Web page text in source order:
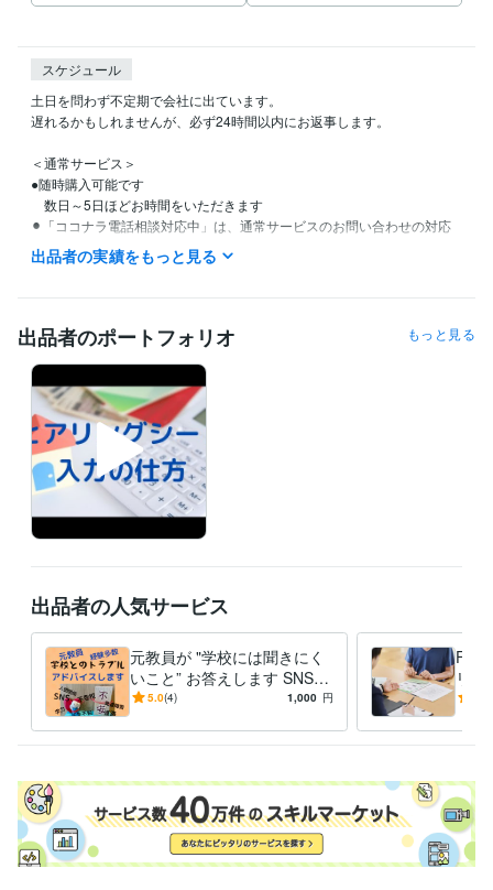
スケジュール
土日を問わず不定期で会社に出ています。
遅れるかもしれませんが、必ず24時間以内にお返事します。
＜通常サービス＞
●随時購入可能です
数日～5日ほどお時間をいただきます
⚫︎「ココナラ電話相談対応中」は、通常サービスのお問い合わせの対応
が出来ない場合があります。少々お時間をいただくことになりますが必
ずお返事致しますのでしばらくお待ちください。
●月火水　主に16時以降～22時
木金土日　朝7時～9時　16時以降〜22時
仕事が不定期のため、日によってさらに可能な
時間もあります
ご予約いただき調整させていただきます
経験職種
営業 / 法人営業 経験年数 : 5年
不動産 / 不動産・マンション・ビル管理
年
ライフスタイル・その他 / 公務員
資格・検定
宅地建物取引士（旧 宅地建物取引主任者） 取得年 : 2019年
ファイナンシャル・プランナー（AFP） 取得年 : 2021年
高等学校教諭免許 取得年 : 1981年
中学校教諭免許
小学校教諭免許 取得年 : 1981年
心理カウンセラー ベーシック 取得年 : 2010年
得意分野
住まい・美容・生活相談 ファイナンシャル・プランニング
FP 住まい 生活 不動産
出品者の実績をもっと見る
出品者のポートフォリオ もっと見る
出品者の人気サービス
元教員が "学校には聞きにく
いこと” お答えします SNSト
ラブル/学校の対応/その他の
5.0(4) 1,000 円
FP
リ
入力
ト付